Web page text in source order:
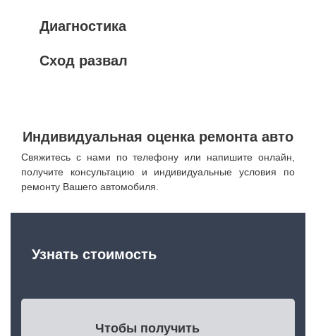
Диагностика
Сход развал
Индивидуальная оценка ремонта авто
Свяжитесь с нами по телефону или напишите онлайн,
получите консультацию и индивидуальные условия по
ремонту Вашего автомобиля.
Узнать стоимость
Чтобы получить